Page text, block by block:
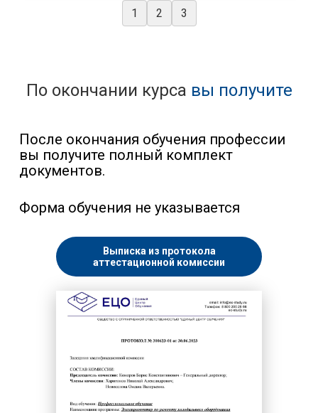
1 2 3
По окончании курса вы получите
После окончания обучения профессии
вы получите полный комплект
документов.
Форма обучения не указывается
Выписка из протокола
аттестационной комиссии